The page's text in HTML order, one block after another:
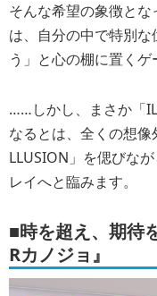
そんな希望の象徴とな
は、自分の中で特別
う」と心の棚に置くゲ
……しかし、まさか「
なるとは、全くの想
LLUSION」を偲びな
レイへと臨みます。
■時を超え、期待
Rカノジョ』